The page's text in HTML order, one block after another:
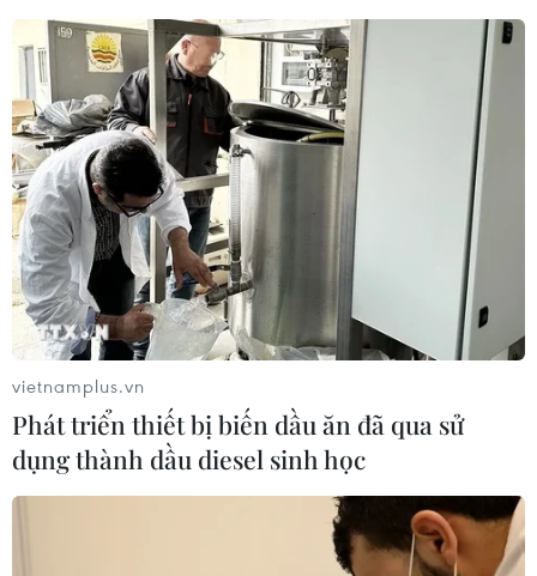
Malaysia lên kế hoạch hỗ trợ Việt Nam
thành lập trung tâm thực phẩm Halal
16/06/2025 22:00
Malaysia hiện có 14 công viên Halal chiến lược trên toàn
quốc, thu hút khoảng 900 triệu USD vốn đầu tư tính đến
quý 1 năm 2025 - chứng tỏ khả năng cạnh tranh mạnh
mẽ của hệ sinh thái Halal.
vietnamplus.vn
Phát triển thiết bị biến dầu ăn đã qua sử
dụng thành dầu diesel sinh học